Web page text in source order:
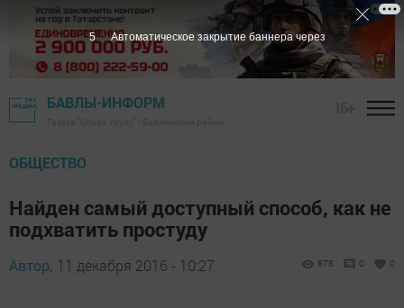
БАВЛЫ-ИНФОРМ
ОБЩЕСТВО
Найден самый доступный способ, как не
подхватить простуду
Автор, 11 декабря 2016 - 10:27 678 0 0
4 Автоматическое закрытие баннера через